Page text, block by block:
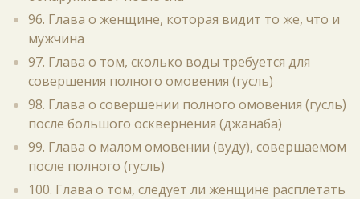
96. Глава о женщине, которая видит то же, что и
мужчина
97. Глава о том, сколько воды требуется для
совершения полного омовения (гусль)
98. Глава о совершении полного омовения (гусль)
после большого осквернения (джанаба)
99. Глава о малом омовении (вуду), совершаемом
после полного (гусль)
100. Глава о том, следует ли женщине расплетать